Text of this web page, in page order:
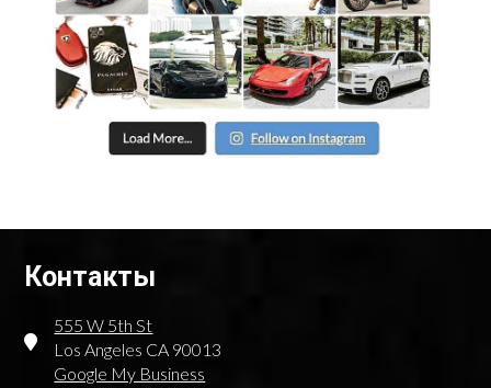
Контакты
555 W 5th St
Los Angeles CA 90013
Google My Business